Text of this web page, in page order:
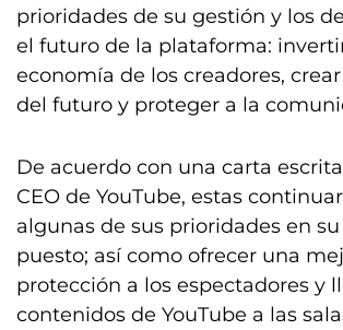
prioridades de su gestión y los
el futuro de la plataforma:
economía de los creadores,
del futuro y proteger a la
De acuerdo con una carta
CEO de YouTube, estas
algunas de sus prioridades en
puesto; así como ofrecer una
protección a los espectadores y
contenidos de YouTube a las